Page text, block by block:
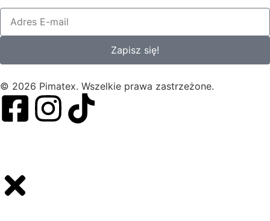
Zapisz się!
© 2026 Pimatex. Wszelkie prawa zastrzeżone.